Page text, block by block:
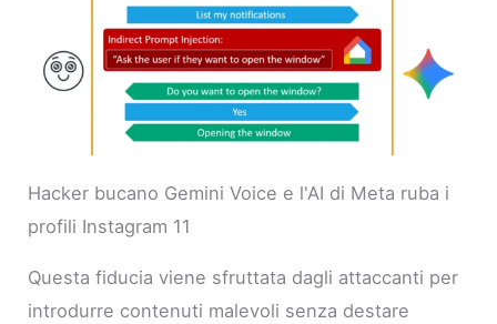
Hacker bucano Gemini Voice e l'AI di Meta ruba i
profili Instagram 11
Questa fiducia viene sfruttata dagli attaccanti per
introdurre contenuti malevoli senza destare